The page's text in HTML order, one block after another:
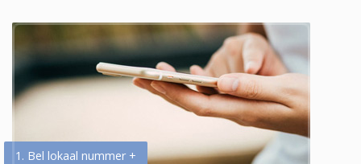
1. Bel lokaal nummer +